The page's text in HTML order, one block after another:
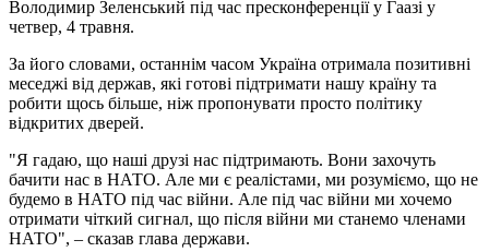
Володимир Зеленський під час пресконференції у Гаазі у
четвер, 4 травня.
За його словами, останнім часом Україна отримала позитивні
меседжі від держав, які готові підтримати нашу країну та
робити щось більше, ніж пропонувати просто політику
відкритих дверей.
"Я гадаю, що наші друзі нас підтримають. Вони захочуть
бачити нас в НАТО. Але ми є реалістами, ми розуміємо, що не
будемо в НАТО під час війни. Але під час війни ми хочемо
отримати чіткий сигнал, що після війни ми станемо членами
НАТО", – сказав глава держави.